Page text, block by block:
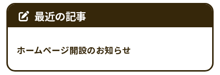
最近の記事
ホームページ開設のお知らせ